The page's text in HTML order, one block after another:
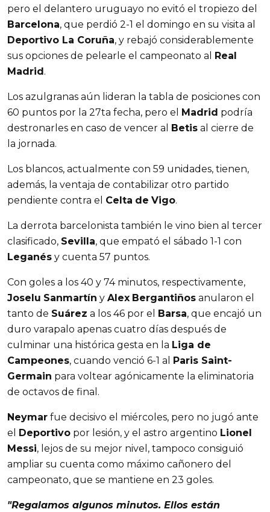
pero el delantero uruguayo no evitó el tropiezo del
Barcelona, que perdió 2-1 el domingo en su visita al
Deportivo La Coruña, y rebajó considerablemente
sus opciones de pelearle el campeonato al
Real
Madrid .
Los azulgranas aún lideran la tabla de posiciones con
60 puntos por la 27ta fecha, pero el
Madrid podría
destronarles en caso de vencer al
Betis al cierre de
la jornada.
Los blancos, actualmente con 59 unidades, tienen,
además, la ventaja de contabilizar otro partido
pendiente contra el Celta de Vigo.
La derrota barcelonista también le vino bien al tercer
clasificado, Sevilla, que empató el sábado 1-1 con
Leganés y cuenta 57 puntos.
Con goles a los 40 y 74 minutos, respectivamente,
Joselu Sanmartín y Alex Bergantiños anularon el
tanto de Suárez a los 46 por el Barsa, que encajó un
duro varapalo apenas cuatro días después de
culminar una histórica gesta en la Liga de
Campeones, cuando venció 6-1 al
Paris Saint-
Germain para voltear agónicamente la eliminatoria
de octavos de final.
Neymar fue decisivo el miércoles, pero no jugó ante
el
Deportivo por lesión, y el astro argentino Lionel
Messi, lejos de su mejor nivel, tampoco consiguió
ampliar su cuenta como máximo cañonero del
campeonato, que se mantiene en 23 goles.
"Regalamos algunos minutos. Ellos están